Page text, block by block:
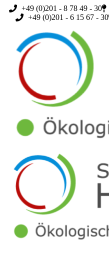
Zum
Inhalt
+49 (0)201 - 8 78 49 - 30
+49 (0)201 - 6 15 67 - 30